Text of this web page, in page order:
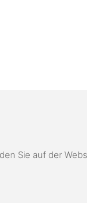
Sie auf der